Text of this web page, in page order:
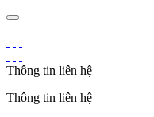
Thông tin liên hệ
Thông tin liên hệ